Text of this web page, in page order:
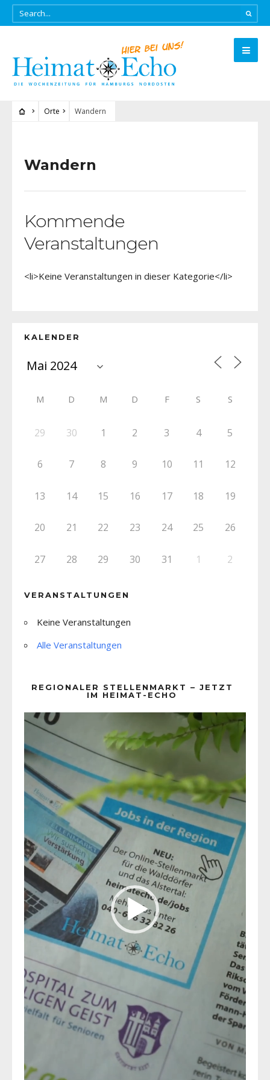
Orte Wandern
Wandern
Kommende
Veranstaltungen
<li>Keine Veranstaltungen in dieser Kategorie</li>
KALENDER
M D M D F S S
29 30 1 2 3 4 5
6 7 8 9 10 11 12
13 14 15 16 17 18 19
20 21 22 23 24 25 26
27 28 29 30 31 1 2
VERANSTALTUNGEN
Keine Veranstaltungen
Alle Veranstaltungen
REGIONALER STELLENMARKT – JETZT
IM HEIMAT-ECHO
Player